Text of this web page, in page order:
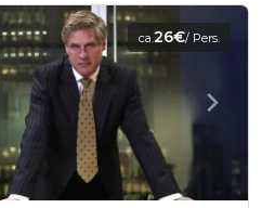
ca.26€/ Pers.